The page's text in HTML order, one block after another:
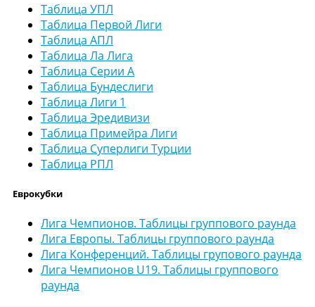
Таблица УПЛ
Таблица Первой Лиги
Таблица АПЛ
Таблица Ла Лига
Таблица Серии А
Таблица Бундеслиги
Таблица Лиги 1
Таблица Эредивизи
Таблица Примейра Лиги
Таблица Суперлиги Турции
Таблица РПЛ
Еврокубки
Лига Чемпионов. Таблицы группового раунда
Лига Европы. Таблицы группового раунда
Лига Конференций. Таблицы групового раунда
Лига Чемпионов U19. Таблицы группового
раунда